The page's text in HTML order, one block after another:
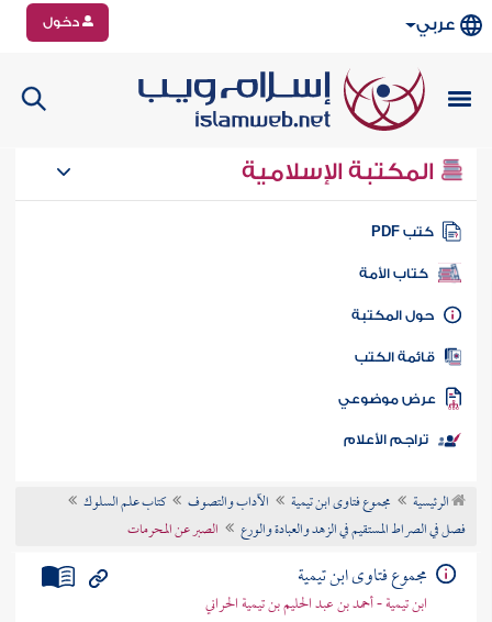
عربي دخول
المكتبة الإسلامية
كتب PDF
كتاب الأمة
المكتبة
الكتب
موضوعي
تراجم الأعلام
الرئيسية مجموع فتاوى ابن تيمية الآداب والتصوف
كتاب علم السلوك
فصل في الصراط المستقيم في الزهد والعبادة والورع
الصبر عن المحرمات
مجموع فتاوى ابن تيمية
ابن تيمية - أحمد بن عبد الحليم بن تيمية الحراني